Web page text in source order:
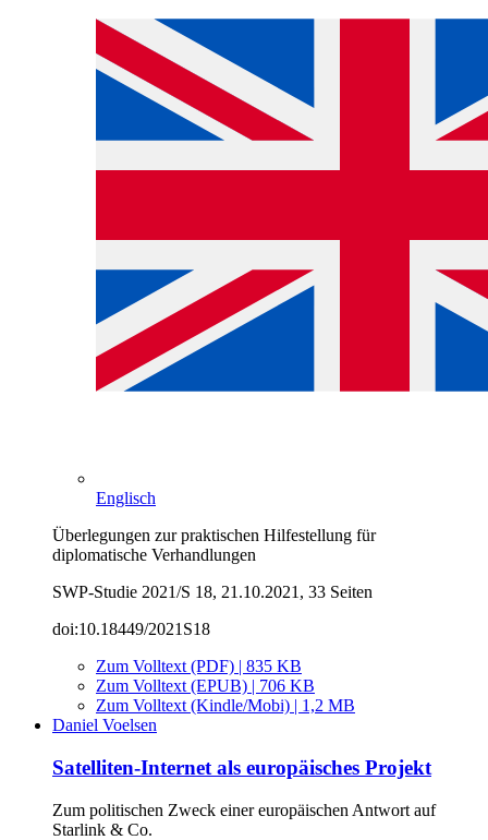
Englisch
Überlegungen zur praktischen Hilfestellung für
diplomatische Verhandlungen
SWP-Studie 2021/S 18, 21.10.2021, 33 Seiten
doi:10.18449/2021S18
Zum Volltext (PDF) | 835 KB
Zum Volltext (EPUB) | 706 KB
Zum Volltext (Kindle/Mobi) | 1,2 MB
Daniel Voelsen
Satelliten-Internet als europäisches Projekt
Zum politischen Zweck einer europäischen Antwort auf
Starlink & Co.